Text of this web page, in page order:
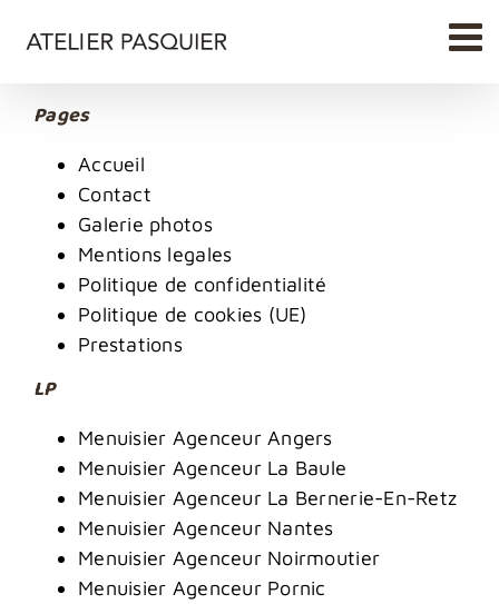
Pages
Accueil
Contact
Galerie photos
Mentions legales
Politique de confidentialité
Politique de cookies (UE)
Prestations
LP
Menuisier Agenceur Angers
Menuisier Agenceur La Baule
Menuisier Agenceur La Bernerie-En-Retz
Menuisier Agenceur Nantes
Menuisier Agenceur Noirmoutier
Menuisier Agenceur Pornic